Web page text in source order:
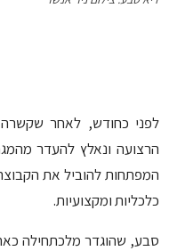
לפני כחודש, לאחר
הרצועה ונאלץ להעדר
המפתחות להוביל את
כלכליות ומקצועיות.
סבע, שהוגדר מלכתחילה